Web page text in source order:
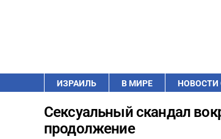
ИЗРАИЛЬ В МИРЕ НОВОСТИ
Сексуальный скандал
продолжение